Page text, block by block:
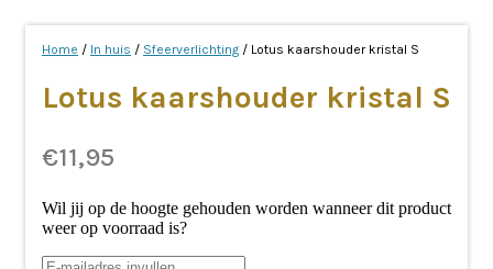
Home / In huis / Sfeerverlichting / Lotus kaarshouder kristal S
Lotus kaarshouder kristal S
€11,95
Wil jij op de hoogte gehouden worden wanneer dit product
weer op voorraad is?